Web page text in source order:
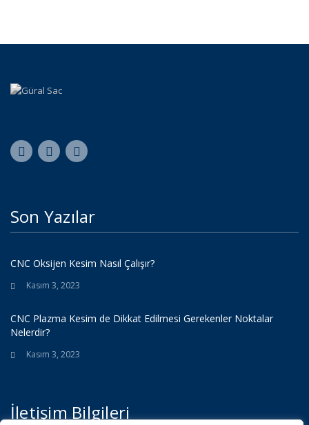
Son Yazılar
CNC Oksijen Kesim Nasıl Çalışır?
Kasım 3, 2023
CNC Plazma Kesim de Dikkat Edilmesi Gerekenler Noktalar
Nelerdir?
Kasım 3, 2023
İletişim Bilgileri